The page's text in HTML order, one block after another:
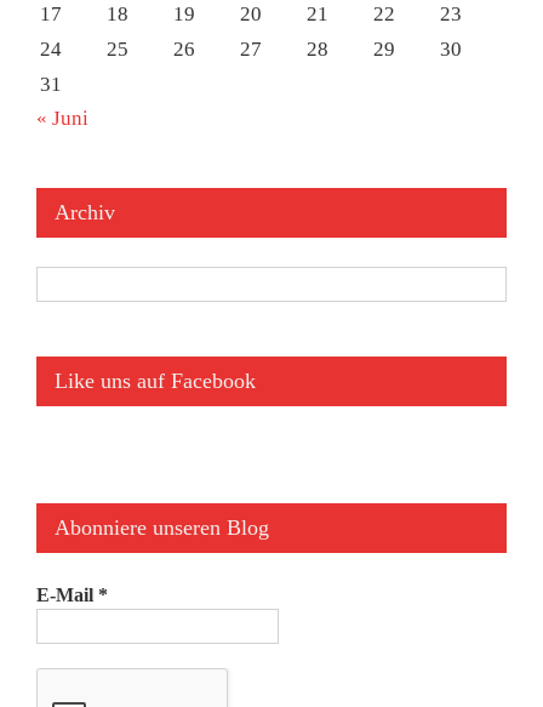
17
18 19 20 21 22
23
24
25 26 27 28 29
30
31
« Juni
Archiv
Like uns auf Facebook
Abonniere unseren Blog
E-Mail *